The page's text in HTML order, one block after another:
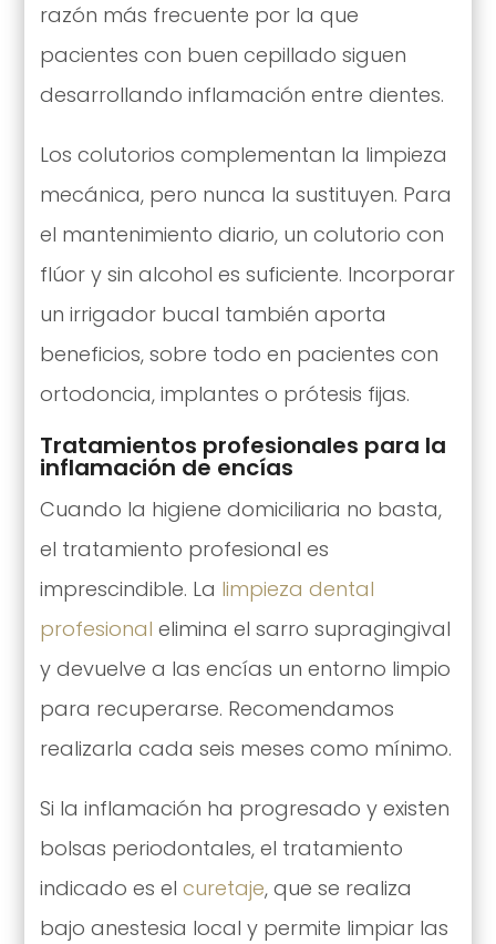
razón más frecuente por la que
pacientes con buen cepillado siguen
desarrollando inflamación entre dientes.
Los colutorios complementan la limpieza
mecánica, pero nunca la sustituyen. Para
el mantenimiento diario, un colutorio con
flúor y sin alcohol es suficiente. Incorporar
un irrigador bucal también aporta
beneficios, sobre todo en pacientes con
ortodoncia, implantes o prótesis fijas.
Tratamientos profesionales para la
inflamación de encías
Cuando la higiene domiciliaria no basta,
el tratamiento profesional es
imprescindible. La limpieza dental
profesional elimina el sarro supragingival
y devuelve a las encías un entorno limpio
para recuperarse. Recomendamos
realizarla cada seis meses como mínimo.
Si la inflamación ha progresado y existen
bolsas periodontales, el tratamiento
indicado es el curetaje, que se realiza
bajo anestesia local y permite limpiar las